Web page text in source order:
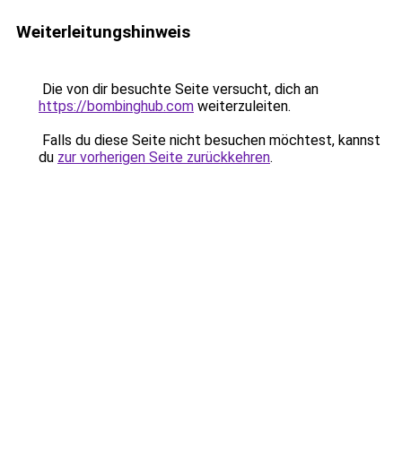
Weiterleitungshinweis
Die von dir besuchte Seite versucht, dich an
https://bombinghub.com weiterzuleiten.
Falls du diese Seite nicht besuchen möchtest, kannst
du zur vorherigen Seite zurückkehren.